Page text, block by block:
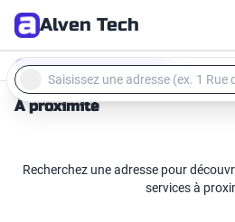
Alven Tech
Adresse
À proximité
Recherchez une adresse pour
services à